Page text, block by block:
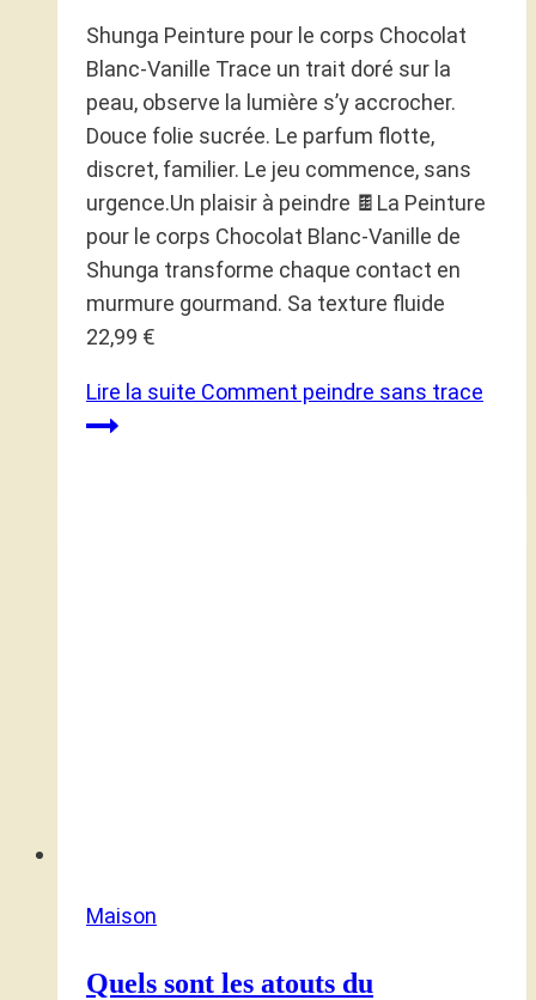
Shunga Peinture pour le corps Chocolat
Blanc-Vanille Trace un trait doré sur la
peau, observe la lumière s’y accrocher.
Douce folie sucrée. Le parfum flotte,
discret, familier. Le jeu commence, sans
urgence.Un plaisir à peindre 🍫La Peinture
pour le corps Chocolat Blanc-Vanille de
Shunga transforme chaque contact en
murmure gourmand. Sa texture fluide
22,99 €
Lire la suite Comment peindre sans trace
Maison
Quels sont les atouts du